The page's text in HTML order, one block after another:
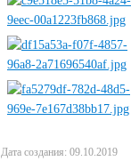
Дата создания: 09.10.2019